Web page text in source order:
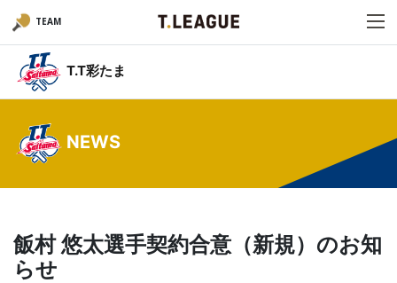
TEAM
T.T彩たま
NEWS
飯村 悠太選手契約合意（新規）のお知
らせ